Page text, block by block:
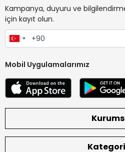
Kampanya, duyuru ve
için kayıt olun.
Mobil Uygulamalarımız